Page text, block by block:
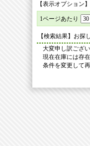
【表示オプション】
1ページあたり
【検索結果】お探
大変申し訳ござ
現在在庫には存在
条件を変更して